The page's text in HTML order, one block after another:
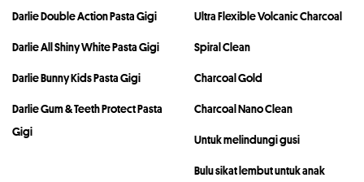
Darlie Double Action Pasta Gigi
Darlie All Shiny White Pasta Gigi
Darlie Bunny Kids Pasta Gigi
Darlie Gum & Teeth Protect Pasta
Gigi
Ultra Flexible Volcanic Charcoal
Spiral Clean
Charcoal Gold
Charcoal Nano Clean
Untuk melindungi gusi
Bulu sikat lembut untuk anak